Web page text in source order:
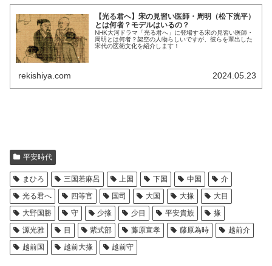
【光る君へ】宋の見習い医師・周明（松下洸平）
とは何者？モデルはいるの？
NHK大河ドラマ「光る君へ」に登場する宋の見習い医師・
周明とは何者？架空の人物らしいですが、彼らを輩出した
宋代の医術文化を紹介します！
rekishiya.com 2024.05.23
平安時代
まひろ 三国若麻呂 上国 下国 中国
介
光る君へ
四等官 国司 大国 大掾
大目
大野国勝
守 少掾 少目 平安貴族
掾
源光雅
目 紫式部 藤原宣孝 藤原為時
越前介
越前国
越前大掾 越前守